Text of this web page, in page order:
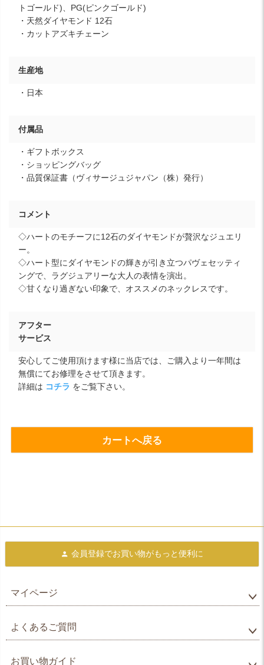
トゴールド)、PG(ピンクゴールド)
・天然ダイヤモンド 12石
・カットアズキチェーン
生産地
・日本
付属品
・ギフトボックス
・ショッピングバッグ
・品質保証書（ヴィサージュジャパン（株）発行）
コメント
◇ハートのモチーフに12石のダイヤモンドが贅沢なジュエリ
ー。
◇ハート型にダイヤモンドの輝きが引き立つパヴェセッティ
ングで、ラグジュアリーな大人の表情を演出。
◇甘くなり過ぎない印象で、オススメのネックレスです。
アフター
サービス
安心してご使用頂けます様に当店では、ご購入より一年間は
無償にてお修理をさせて頂きます。
詳細は コチラ をご覧下さい。
カートへ戻る
会員登録でお買い物がもっと便利に
マイページ
よくあるご質問
お買い物ガイド